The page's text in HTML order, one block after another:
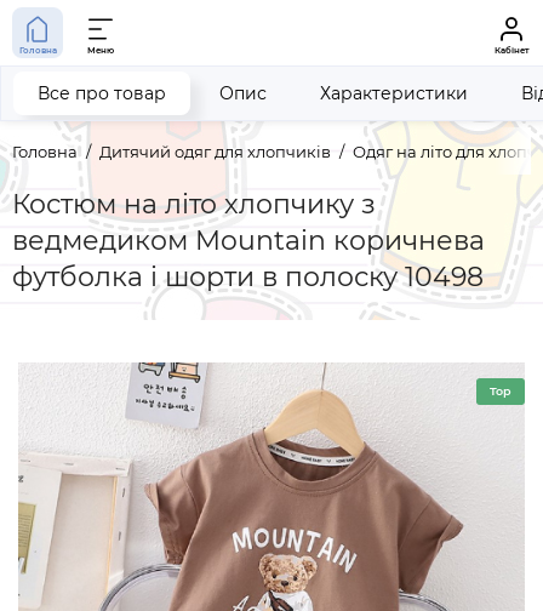
Головна Меню Кабінет
Головна Дитячий одяг для хлопчиків Одяг на літо для
Костюм на літо хлопчику з
ведмедиком Mountain коричнева
футболка і шорти в полоску 10498
Все про товар Опис Характеристики
Top